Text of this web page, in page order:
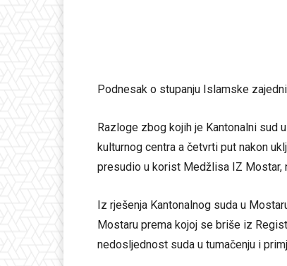
Podnesak o stupanju Islamske
Razloge zbog kojih je Kantonalni sud
kulturnog centra a četvrti put nakon
presudio u korist Medžlisa IZ
Iz rješenja Kantonalnog suda u
Mostaru prema kojoj se briše iz
nedosljednost suda u tumačenju i